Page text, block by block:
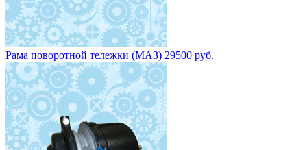
Рама поворотной тележки (МАЗ) 29500 руб.